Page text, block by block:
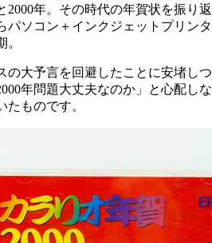
2000年。その時代の年賀状を振り返
パソコン＋インクジェットプリンタ
の大予言を回避したことに安堵しつ
年問題大丈夫なのか」と心配しな
ものです。